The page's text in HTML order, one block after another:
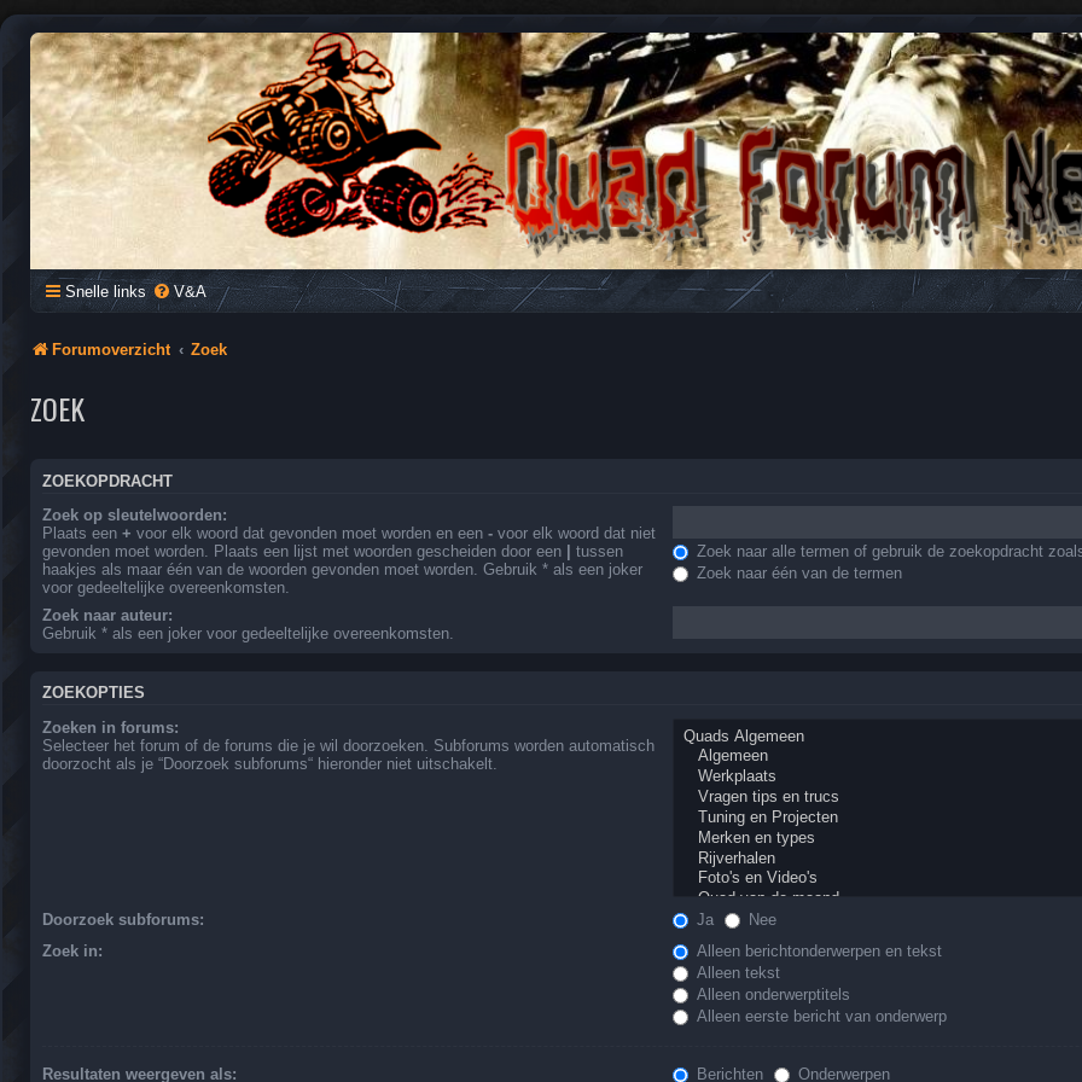
QUAD FORUM NEDERLAND
Het Quad Forum van Nederland en Vlaanderen, voor al je vragen en antwoorden over Quads en ATV's.
Snelle links V&A
Forumoverzicht Zoek
ZOEK
ZOEKOPDRACHT
Zoek op sleutelwoorden:
Plaats een + voor elk woord dat gevonden moet worden en een - voor elk woord dat niet
gevonden moet worden. Plaats een lijst met woorden gescheiden door een
tussen
haakjes als maar één van de woorden gevonden moet worden. Gebruik * als een joker
voor gedeeltelijke overeenkomsten.
Zoek naar alle termen of gebruik de zoekopdracht
Zoek naar één van de termen
Zoek naar auteur:
Gebruik * als een joker voor gedeeltelijke overeenkomsten.
ZOEKOPTIES
Zoeken in forums:
Selecteer het forum of de forums die je wil doorzoeken. Subforums worden automatisch
doorzocht als je “Doorzoek subforums“ hieronder niet uitschakelt.
Doorzoek subforums: Ja
Nee
Zoek in:
Alleen berichtonderwerpen en tekst
Alleen tekst
Alleen onderwerptitels
Alleen eerste bericht van onderwerp
Resultaten weergeven als: Berichten Onderwerpen